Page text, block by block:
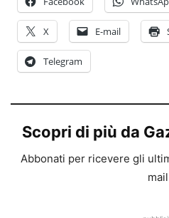
X E-mail
Telegram
Scopri di più da
Abbonati per ricevere gli